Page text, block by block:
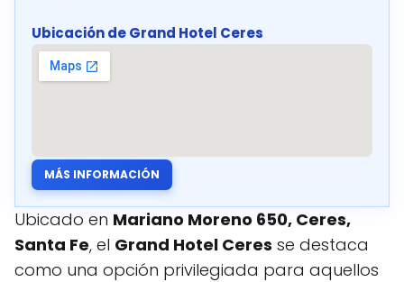
Ubicación de Grand Hotel Ceres
MÁS INFORMACIÓN
Ubicado en Mariano Moreno 650, Ceres,
Santa Fe, el Grand Hotel Ceres se destaca
como una opción privilegiada para aquellos